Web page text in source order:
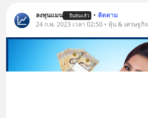
ลงทุนแมน ยืนยันแล้ว • ติดตาม
24 ก.พ. 2023 เวลา 02:50 • หุ้น & เศรษฐกิจ